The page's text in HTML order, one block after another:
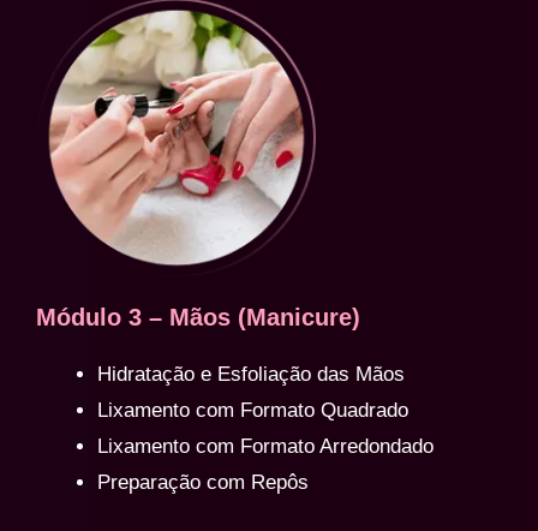
Módulo 3 – Mãos (Manicure)
Hidratação e Esfoliação das Mãos
Lixamento com Formato Quadrado
Lixamento com Formato Arredondado
Preparação com Repôs